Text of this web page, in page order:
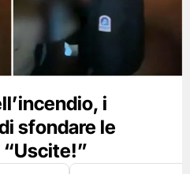
i
sfondare le